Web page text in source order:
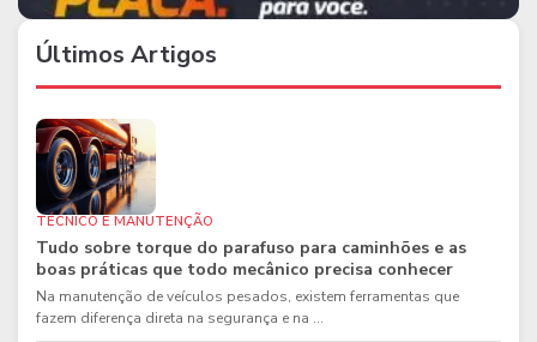
Últimos Artigos
TÉCNICO E MANUTENÇÃO
Tudo sobre torque do parafuso para caminhões e as
boas práticas que todo mecânico precisa conhecer
Na manutenção de veículos pesados, existem ferramentas que
fazem diferença direta na segurança e na ...